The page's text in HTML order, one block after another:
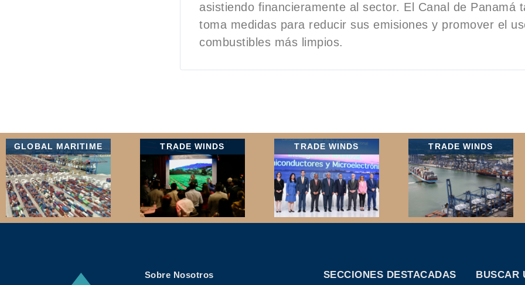
asistiendo financieramente al sector. El Canal de Panamá
toma medidas para reducir sus emisiones y promover el
combustibles más limpios.
GLOBAL MARITIME TRADE WINDS TRADE WINDS TRADE WINDS
Sobre Nosotros
SECCIONES DESTACADAS BUSCAR